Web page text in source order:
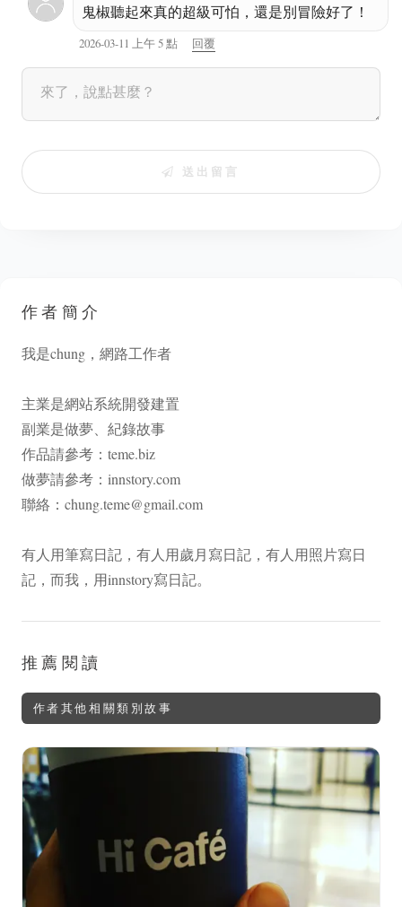
鬼椒聽起來真的超級可怕，還是別冒險好了！
2026-03-11 上午 5 點 回覆
送出留言
作者簡介
我是chung，網路工作者
主業是網站系統開發建置
副業是做夢、紀錄故事
作品請參考： teme.biz
做夢請參考： innstory.com
聯絡： chung.teme@gmail.com
有人用筆寫日記，有人用歲月寫日記，有人用照片寫日
記，而我，用innstory寫日記。
推薦閱讀
作者其他相關類別故事